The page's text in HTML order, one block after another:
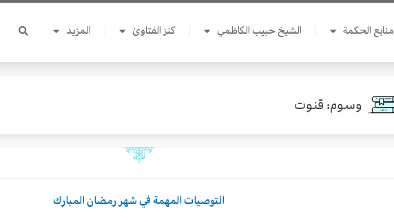
منابع الحكمة الشيخ حبيب الكاظمي كنز الفتاوىٰ المزيد
وسوم: قنوت
التوصيات المهمة في شهر رمضان المبارك